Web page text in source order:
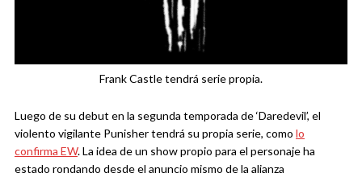
Frank Castle tendrá serie propia.
Luego de su debut en la segunda temporada de ‘Daredevil’, el
violento vigilante Punisher tendrá su propia serie, como lo
confirma EW. La idea de un show propio para el personaje ha
estado rondando desde el anuncio mismo de la alianza